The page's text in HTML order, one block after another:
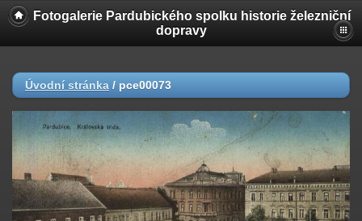
Fotogalerie Pardubického spolku historie železniční
dopravy
Úvodní stránka / pce00073